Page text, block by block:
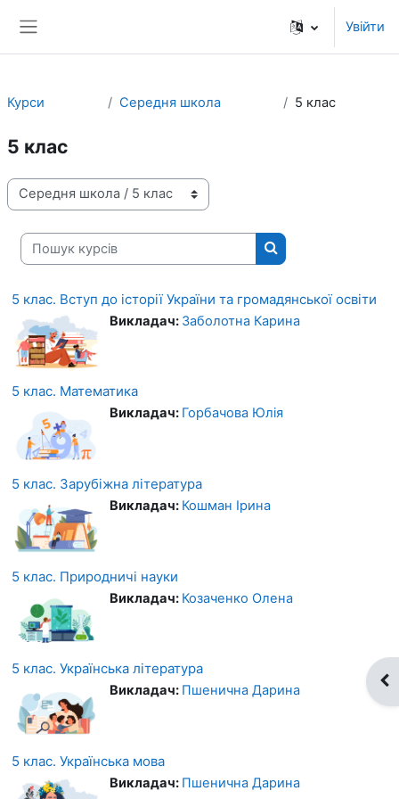
Увійти
Курси Середня школа 5 клас
5 клас
Категорії курсів
Пошук курсів
Пошук курсів
5 клас. Вступ до історії України та громадянської освіти
Викладач: Заболотна Карина
5 клас. Математика
Викладач: Горбачова Юлія
5 клас. Зарубіжна література
Викладач: Кошман Ірина
5 клас. Природничі науки
Викладач: Козаченко Олена
5 клас. Українська література
Викладач: Пшенична Дарина
5 клас. Українська мова
Викладач: Пшенична Дарина